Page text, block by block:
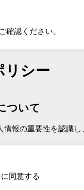
確認ください。
リシー
ついて
報の重要性を認識
同意する